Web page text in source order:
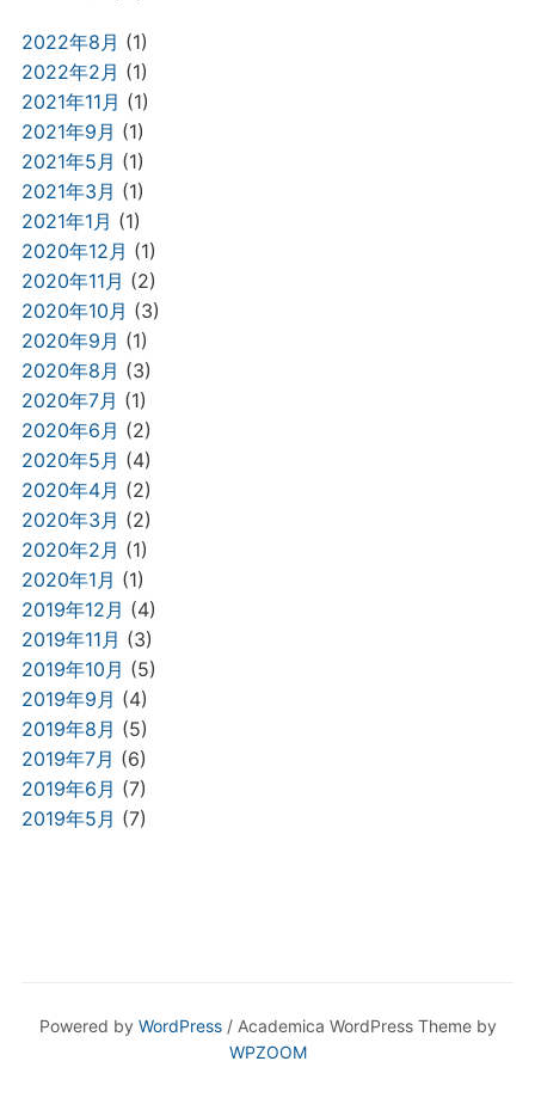
2022年8月 (1)
2022年2月 (1)
2021年11月 (1)
2021年9月 (1)
2021年5月 (1)
2021年3月 (1)
2021年1月 (1)
2020年12月 (1)
2020年11月 (2)
2020年10月 (3)
2020年9月 (1)
2020年8月 (3)
2020年7月 (1)
2020年6月 (2)
2020年5月 (4)
2020年4月 (2)
2020年3月 (2)
2020年2月 (1)
2020年1月 (1)
2019年12月 (4)
2019年11月 (3)
2019年10月 (5)
2019年9月 (4)
2019年8月 (5)
2019年7月 (6)
2019年6月 (7)
2019年5月 (7)
Powered by WordPress/ Academica WordPress Theme by
WPZOOM